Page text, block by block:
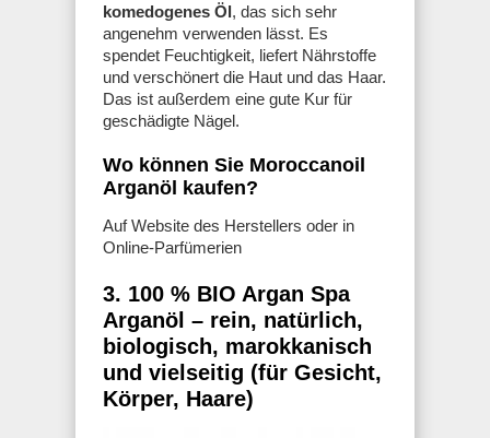
komedogenes Öl, das sich sehr
angenehm verwenden lässt. Es
spendet Feuchtigkeit, liefert Nährstoffe
und verschönert die Haut und das Haar.
Das ist außerdem eine gute Kur für
geschädigte Nägel.
Wo können Sie Moroccanoil
Arganöl kaufen?
Auf Website des Herstellers oder in
Online-Parfümerien
3. 100 % BIO Argan Spa
Arganöl – rein, natürlich,
biologisch, marokkanisch
und vielseitig (für Gesicht,
Körper, Haare)